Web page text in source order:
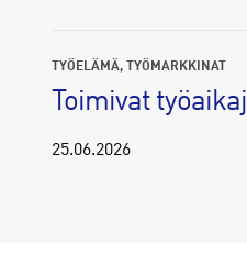
TYÖELÄMÄ TYÖMARKKINAT
Toimivat
25.06.2026